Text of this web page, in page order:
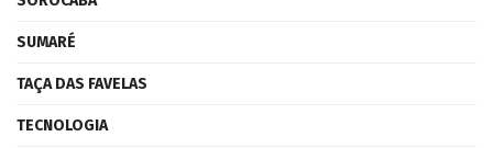
SUMARÉ
TAÇA DAS FAVELAS
TECNOLOGIA